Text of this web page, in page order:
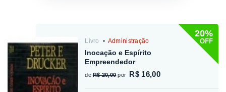
20%
OFF
Livro Administração
Inocação e Espírito
Empreendedor
de R$ 20,00 por R$ 16,00